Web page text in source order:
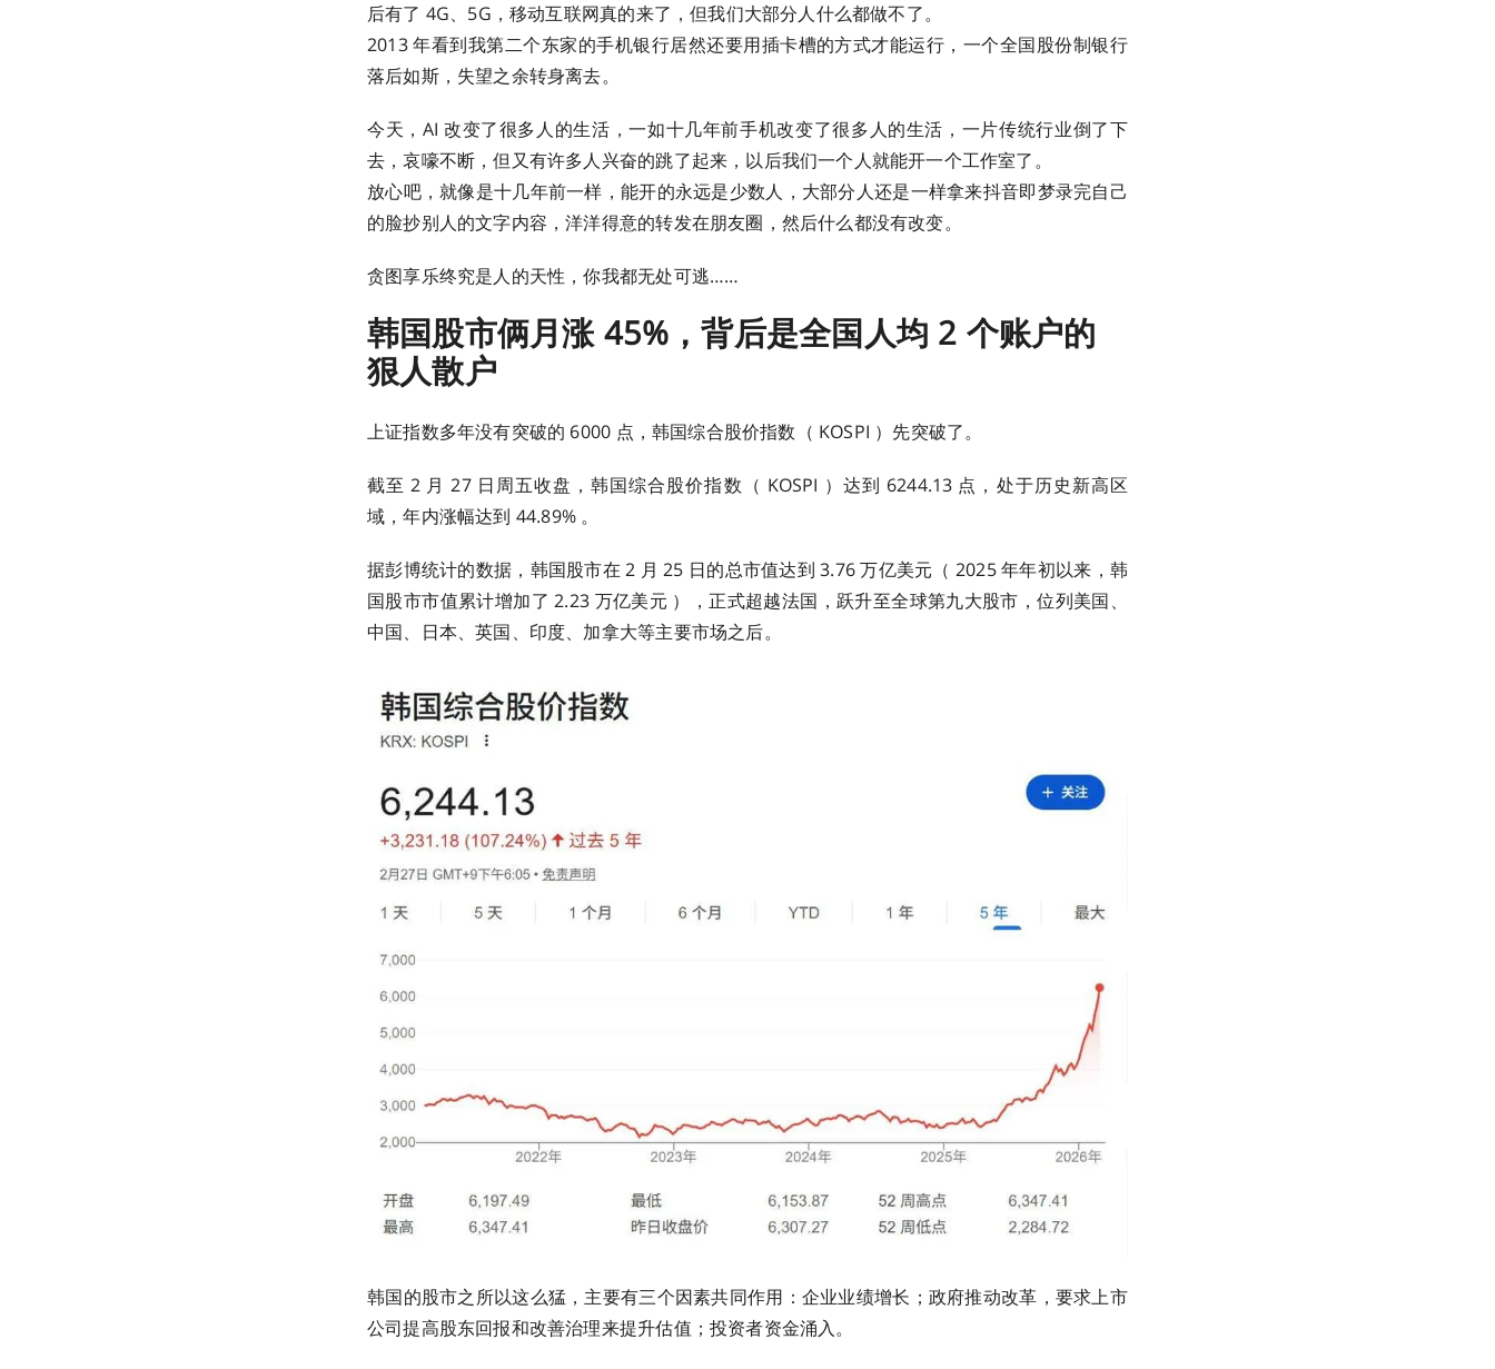
后有了 4G、5G，移动互联网真的来了，但我们大部分人什么都做不了。
2013 年看到我第二个东家的手机银行居然还要用插卡槽的方式才能运行，一个全国股份制银行
落后如斯，失望之余转身离去。
今天，AI 改变了很多人的生活，一如十几年前手机改变了很多人的生活，一片传统行业倒了下
去，哀嚎不断，但又有许多人兴奋的跳了起来，以后我们一个人就能开一个工作室了。
放心吧，就像是十几年前一样，能开的永远是少数人，大部分人还是一样拿来抖音即梦录完自己
的脸抄别人的文字内容，洋洋得意的转发在朋友圈，然后什么都没有改变。
贪图享乐终究是人的天性，你我都无处可逃……
韩国股市俩月涨 45%，背后是全国人均 2 个账户的
狠人散户
上证指数多年没有突破的 6000 点，韩国综合股价指数（ KOSPI ）先突破了。
截至 2 月 27 日周五收盘，韩国综合股价指数（ KOSPI ）达到 6244.13 点，处于历史新高区
域，年内涨幅达到 44.89% 。
据彭博统计的数据，韩国股市在 2 月 25 日的总市值达到 3.76 万亿美元（ 2025 年年初以来，韩
国股市市值累计增加了 2.23 万亿美元 ），正式超越法国，跃升至全球第九大股市，位列美国、
中国、日本、英国、印度、加拿大等主要市场之后。
韩国的股市之所以这么猛，主要有三个因素共同作用：企业业绩增长；政府推动改革，要求上市
公司提高股东回报和改善治理来提升估值；投资者资金涌入。